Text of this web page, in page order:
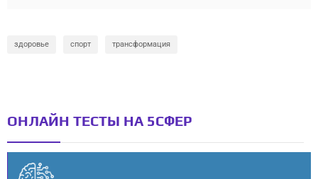
здоровье спорт трансформация
ОНЛАЙН ТЕСТЫ НА 5СФЕР